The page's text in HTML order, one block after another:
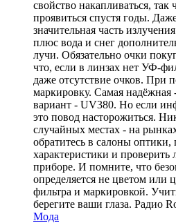
свойство накапливаться, так
проявиться спустя годы.
значительная часть
плюс вода и снег
лучи. Обязательно очки
что, если в линзах нет УФ-
даже отсутствие очков. При
маркировку. Самая
вариант - UV380. Но если
это повод насторожиться.
случайных местах - на
обратитесь в салоны оптики,
характеристики и
приборе. И помните, что
определяется не цветом
фильтра и маркировкой.
берегите ваши глаза. Радио
Мода